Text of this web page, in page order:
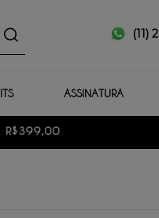
(11)
ASSINATURA
R$399,00